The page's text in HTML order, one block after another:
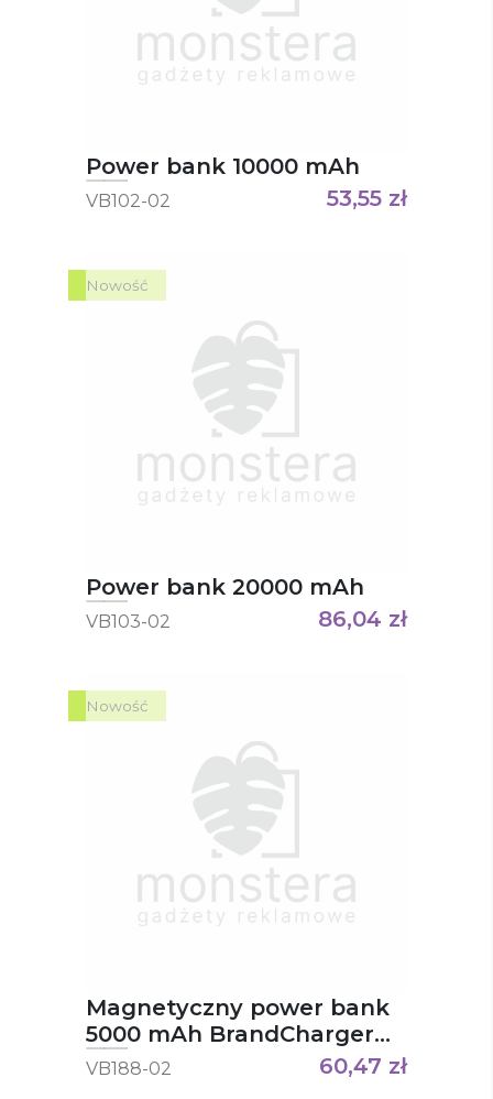
Power bank 10000 mAh
VB102-02 53,55 zł
Nowość
Power bank 20000 mAh
VB103-02 86,04 zł
Nowość
Magnetyczny power bank
5000 mAh BrandCharger
Powercharge Air
VB188-02 60,47 zł